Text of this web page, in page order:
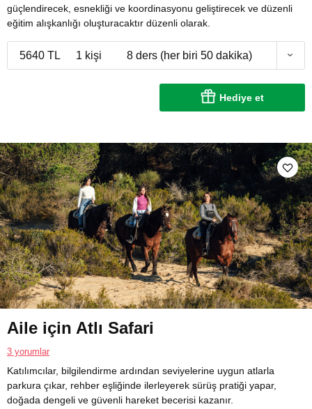
güçlendirecek, esnekliği ve koordinasyonu geliştirecek ve düzenli
eğitim alışkanlığı oluşturacaktır düzenli olarak.
5640 TL 1 kişi 8 ders (her biri 50 dakika)
Hediye et
Aile için Atlı Safari
3 yorumlar
Katılımcılar, bilgilendirme ardından seviyelerine uygun atlarla
parkura çıkar, rehber eşliğinde ilerleyerek sürüş pratiği yapar,
doğada dengeli ve güvenli hareket becerisi kazanır.